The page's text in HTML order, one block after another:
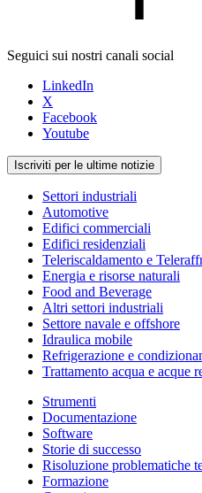
Seguici sui nostri canali social
LinkedIn
X
Facebook
Youtube
Iscriviti per le ultime notizie
Settori industriali
Automotive
Edifici commerciali
Edifici residenziali
Teleriscaldamento e
Energia e risorse naturali
Food and Beverage
Altri settori industriali
Settore navale e offshore
Idraulica mobile
Refrigerazione e
Trattamento acqua e acque
Strumenti
Documentazione
Software
Storie di successo
Risoluzione problematiche
Formazione